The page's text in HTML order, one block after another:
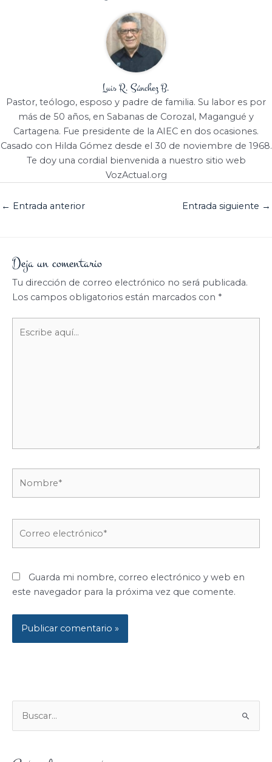
Luis R. Sánchez B.
Pastor, teólogo, esposo y padre de familia. Su labor es por
más de 50 años, en Sabanas de Corozal, Magangué y
Cartagena. Fue presidente de la AIEC en dos ocasiones.
Casado con Hilda Gómez desde el 30 de noviembre de 1968.
Te doy una cordial bienvenida a nuestro sitio web
VozActual.org
← Entrada anterior Entrada siguiente →
Deja un comentario
Tu dirección de correo electrónico no será publicada.
Los campos obligatorios están marcados con *
aquí...
Guarda mi nombre, correo electrónico y web en
este navegador para la próxima vez que comente.
U